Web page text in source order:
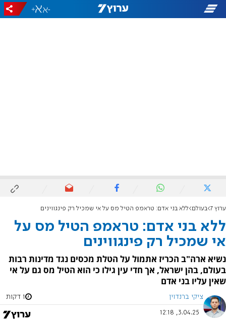
-
+
ערוץ 7 בעולם ללא בני אדם: טראמפ הטיל מס על אי שמכיל רק פינגווינים
ללא בני אדם: טראמפ הטיל מס על
אי שמכיל רק פינגווינים
נשיא ארה"ב הכריז אתמול על הטלת מכסים נגד מדינות רבות
בעולם, בהן ישראל, אך חדי עין גילו כי הוא הטיל מס גם על אי
שאין עליו בני אדם
ציקי ברנדוין 1 דקות
3.04.25, 12:18